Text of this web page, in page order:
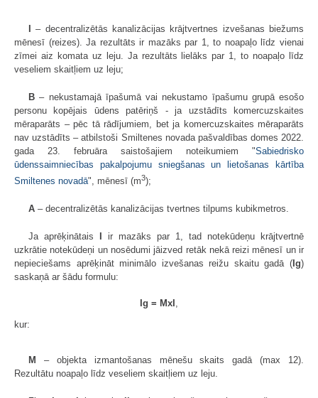
– decentralizētās kanalizācijas krājtvertnes izvešanas biežums
mēnesī (reizes). Ja rezultāts ir mazāks par 1, to noapaļo līdz vienai
zīmei aiz komata uz leju. Ja rezultāts lielāks par 1, to noapaļo līdz
veseliem skaitļiem uz leju;
B – nekustamajā īpašumā vai nekustamo īpašumu grupā esošo
personu kopējais ūdens patēriņš - ja uzstādīts komercuzskaites
mēraparāts – pēc tā rādījumiem, bet ja komercuzskaites mēraparāts
nav uzstādīts – atbilstoši Smiltenes novada pašvaldības domes 2022.
gada 23. februāra saistošajiem noteikumiem "Sabiedrisko
ūdenssaimniecības pakalpojumu sniegšanas un lietošanas kārtība
Smiltenes novadā", mēnesī (m3);
A – decentralizētās kanalizācijas tvertnes tilpums kubikmetros.
Ja aprēķinātais
ir mazāks par 1, tad notekūdeņu krājtvertnē
uzkrātie notekūdeņi un nosēdumi jāizved retāk nekā reizi mēnesī un ir
nepieciešams aprēķināt minimālo izvešanas reižu skaitu gadā ( Ig)
saskaņā ar šādu formulu:
Ig = MxI ,
kur:
M
– objekta izmantošanas mēnešu skaits gadā (max 12).
Rezultātu noapaļo līdz veseliem skaitļiem uz leju.